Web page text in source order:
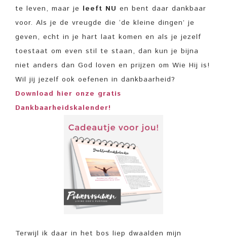
te leven, maar je leeft NU en bent daar dankbaar
voor. Als je de vreugde die ‘de kleine dingen’ je
geven, echt in je hart laat komen en als je jezelf
toestaat om even stil te staan, dan kun je bijna
niet anders dan God loven en prijzen om Wie Hij is!
Wil jij jezelf ook oefenen in dankbaarheid?
Download hier onze gratis
Dankbaarheidskalender!
Terwijl ik daar in het bos liep dwaalden mijn